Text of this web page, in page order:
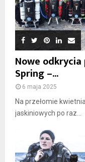
Nowe
Spring –...
6 maja 2025
Na przełomie
jaskiniowych po raz...